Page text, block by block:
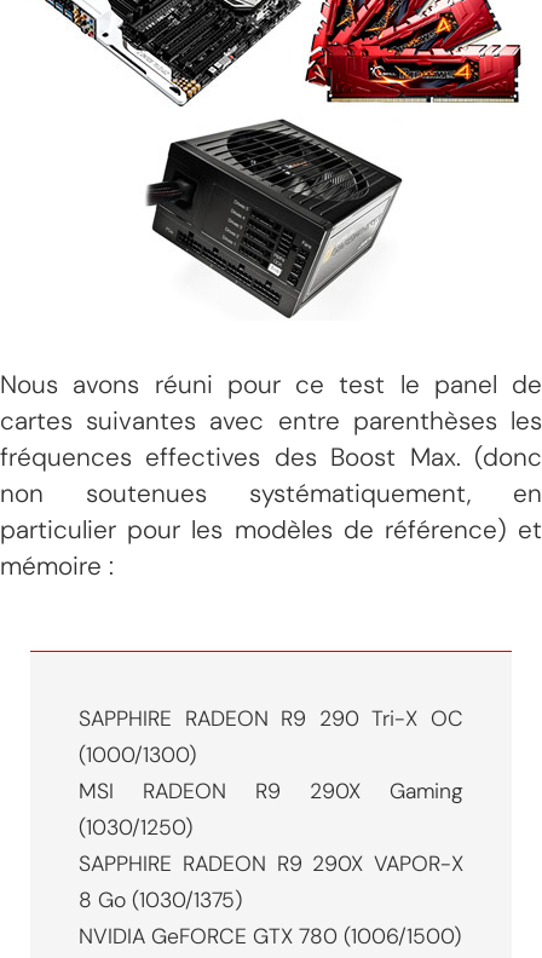
Nous avons réuni pour ce test le panel de
cartes suivantes avec entre parenthèses les
fréquences effectives des Boost Max. (donc
non soutenues systématiquement, en
particulier pour les modèles de référence) et
mémoire :
SAPPHIRE RADEON R9 290 Tri-X OC
(1000/1300)
MSI RADEON R9 290X Gaming
(1030/1250)
SAPPHIRE RADEON R9 290X VAPOR-X
8 Go (1030/1375)
NVIDIA GeFORCE GTX 780 (1006/1500)